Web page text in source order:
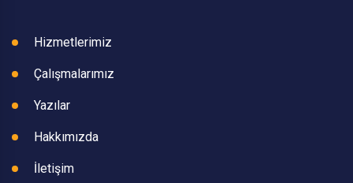
Hizmetlerimiz
Çalışmalarımız
Yazılar
Hakkımızda
İletişim